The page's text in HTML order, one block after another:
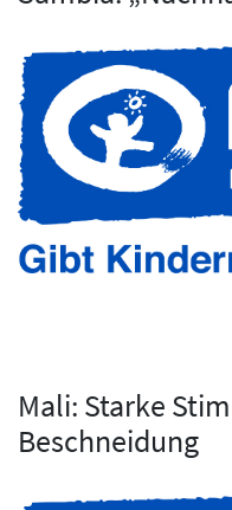
Mali: Starke
Beschneidung